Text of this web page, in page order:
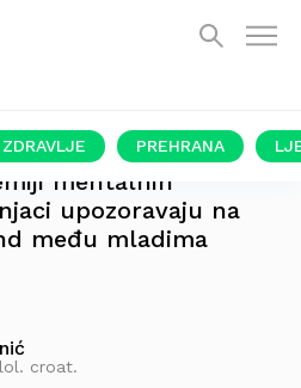
ZDRAVLJE PREHRANA
mentalnih
upozoravaju na
među mladima
croat.